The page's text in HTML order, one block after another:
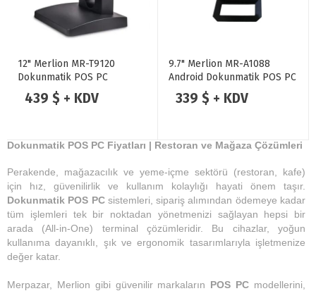
12" Merlion MR-T9120
Dokunmatik POS PC
439 $ + KDV
9.7" Merlion MR-A1088
Android Dokunmatik POS PC
339 $ + KDV
Dokunmatik POS PC Fiyatları | Restoran ve Mağaza Çözümleri
Perakende, mağazacılık ve yeme-içme sektörü (restoran, kafe)
için hız, güvenilirlik ve kullanım kolaylığı hayati önem taşır.
Dokunmatik POS PCsistemleri, sipariş alımından ödemeye kadar
tüm işlemleri tek bir noktadan yönetmenizi sağlayan hepsi bir
arada (All-in-One) terminal çözümleridir. Bu cihazlar, yoğun
kullanıma dayanıklı, şık ve ergonomik tasarımlarıyla işletmenize
değer katar.
Merpazar, Merlion gibi güvenilir markaların POS PC modellerini,